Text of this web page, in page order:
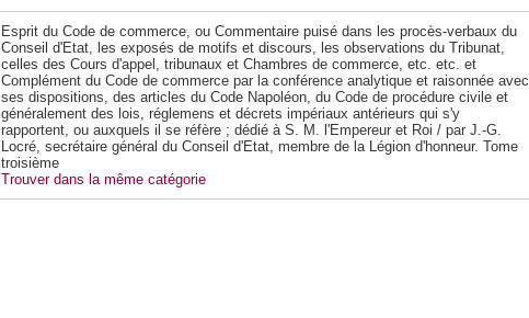
Esprit du Code de commerce, ou Commentaire puisé dans les procès-verbaux du
Conseil d'Etat, les exposés de motifs et discours, les observations du Tribunat,
celles des Cours d'appel, tribunaux et Chambres de commerce, etc. etc. et
Complément du Code de commerce par la conférence analytique et raisonnée avec
ses dispositions, des articles du Code Napoléon, du Code de procédure civile et
généralement des lois, réglemens et décrets impériaux antérieurs qui s'y
rapportent, ou auxquels il se réfère ; dédié à S. M. l'Empereur et Roi / par J.-G.
Locré, secrétaire général du Conseil d'Etat, membre de la Légion d'honneur. Tome
troisième
Trouver dans la même catégorie